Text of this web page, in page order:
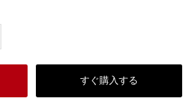
すぐ購入する